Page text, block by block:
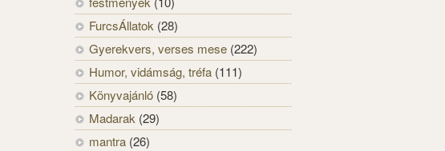
FurcsÁllatok (28)
Gyerekvers, verses mese (222)
Humor, vidámság, tréfa (111)
Könyvajánló (58)
Madarak (29)
mantra (26)